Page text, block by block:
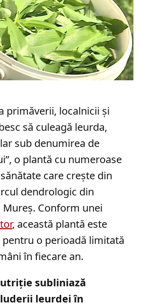
primăverii, localnicii și
să culeagă leurda,
sub denumirea de
o plantă cu numeroase
care crește din
dendrologic din
Conform unei
, această plantă este
o perioadă limitată
în fiecare an.
subliniază
leurdei în